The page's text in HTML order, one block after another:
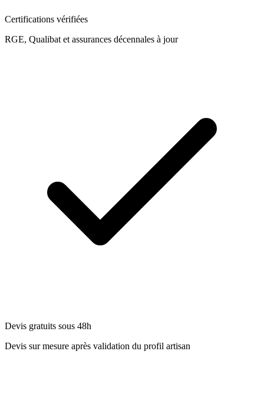
Certifications vérifiées
RGE, Qualibat et assurances décennales à jour
Devis gratuits sous 48h
Devis sur mesure après validation du profil artisan